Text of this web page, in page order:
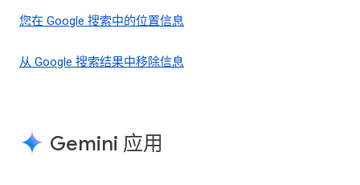
您在 Google 搜索中的位置信息
从 Google 搜索结果中移除信息
Gemini 应用